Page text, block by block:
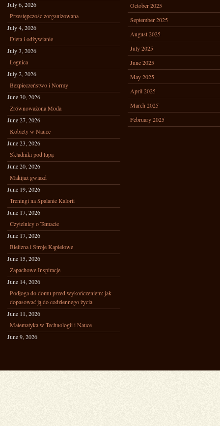
July 6, 2026
Przestępczośc zorganizowana
July 4, 2026
Dieta i odżywianie
July 3, 2026
Legnica
July 2, 2026
Bezpieczeństwo i Normy
June 30, 2026
Zrównoważona Moda
June 27, 2026
Kobiety w Nauce
June 23, 2026
Składniki pod lupą
June 20, 2026
Makijaż gwiazd
June 19, 2026
Treningi na Spalanie Kalorii
June 17, 2026
Czytelnicy o Temacie
June 17, 2026
Bielizna i Stroje Kąpielowe
June 15, 2026
Zapachowe Inspiracje
June 14, 2026
Podłoga do domu przed wykończeniem: jak
dopasować ją do codziennego życia
June 11, 2026
Matematyka w Technologii i Nauce
June 9, 2026
October 2025
September 2025
August 2025
July 2025
June 2025
May 2025
April 2025
March 2025
February 2025